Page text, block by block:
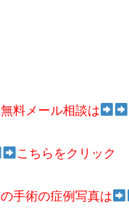
料メール相談は
こちらをクリック
手術の症例写真は